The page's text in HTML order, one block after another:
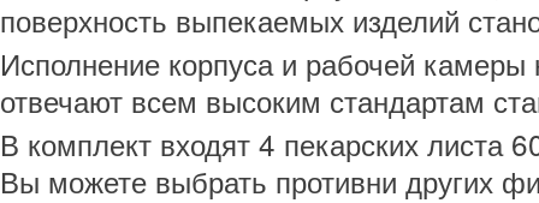
поверхность выпекаемых изделий
Исполнение корпуса и рабочей камеры
отвечают всем высоким стандартам
В комплект входят 4 пекарских листа
Вы можете выбрать противни других